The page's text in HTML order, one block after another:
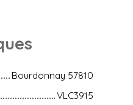
Bourdonnay 57810
VLC3915